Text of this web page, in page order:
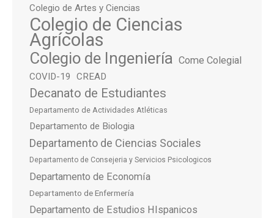
Colegio de Artes y Ciencias
Colegio de Ciencias
Agrícolas
Colegio de Ingeniería Come Colegial
COVID-19 CREAD
Decanato de Estudiantes
Departamento de Actividades Atléticas
Departamento de Biologia
Departamento de Ciencias Sociales
Departamento de Consejeria y Servicios Psicologicos
Departamento de Economía
Departamento de Enfermería
Departamento de Estudios HIspanicos